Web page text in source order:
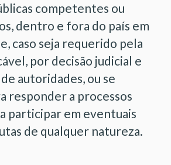
competentes ou
dentro e fora do país em
caso seja requerido pela
por decisão judicial e
autoridades, ou se
responder a processos
participar em eventuais
de qualquer natureza.